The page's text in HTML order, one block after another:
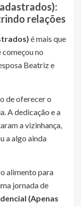
:
relações
é mais que
começou no
Beatriz e
de oferecer o
A dedicação e a
a vizinhança,
a algo ainda
alimento para
jornada de
(Apenas